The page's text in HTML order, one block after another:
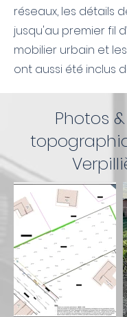
réseaux, les détails
jusqu'au premier fil
mobilier urbain et
ont aussi été inclus
Photos